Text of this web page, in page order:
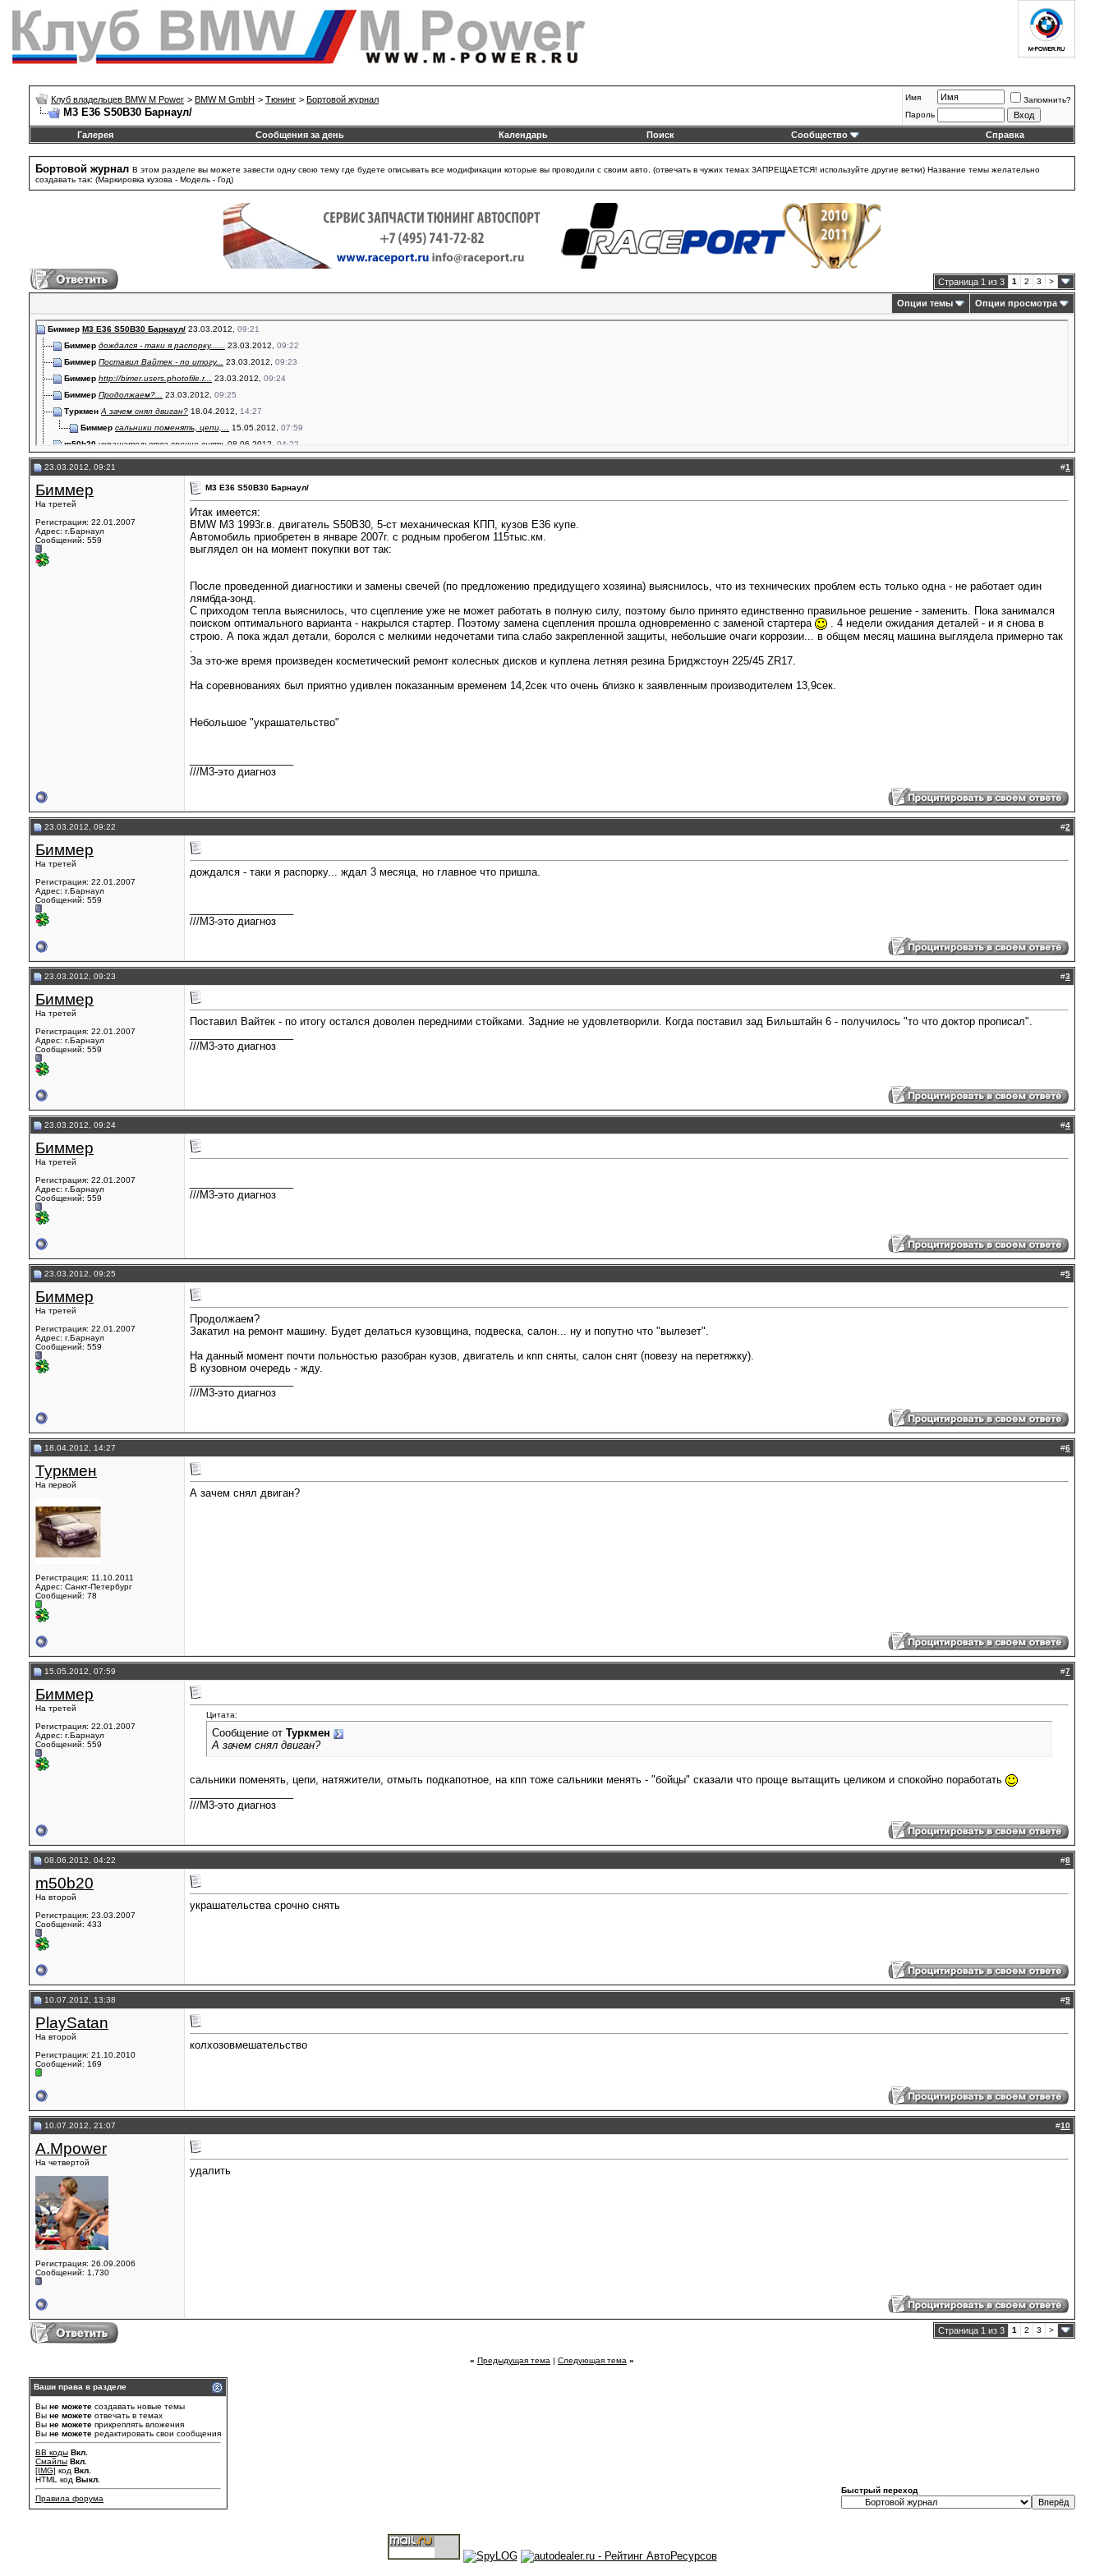
Клуб владельцев BMW M Power > BMW M GmbH > Тюнинг > Бортовой журнал
М3 Е36 S50B30 Барнаул/
Имя
Запомнить?
Пароль
Галерея Сообщения за день Календарь Поиск Сообщество Справка
Бортовой журнал В этом разделе вы можете завести одну свою тему где будете описывать все модификации которые вы проводили с своим авто. (отвечать в чужих темах ЗАПРЕЩАЕТСЯ! используйте другие ветки) Название темы желательно
создавать так: (Маркировка кузова - Модель - Год)
Страница 1 из 3 1 2 3 >
Опции темы Опции просмотра
Биммер М3 Е36 S50B30 Барнаул/ 23.03.2012, 09:21
Биммер дождался - таки я распорку...... 23.03.2012, 09:22
Биммер Поставил Вайтек - по итогу... 23.03.2012, 09:23
Биммер http://bimer.users.photofile.r... 23.03.2012, 09:24
Биммер Продолжаем?... 23.03.2012, 09:25
Туркмен А зачем снял двиган? 18.04.2012, 14:27
Биммер сальники поменять, цепи,... 15.05.2012, 07:59
m50b20 украшательства срочно снять 08.06.2012, 04:22
PlaySatan колхозовмешательство10.07.2012,13:38
A.Mpower удалить10.07.2012,21:07
Volnik Наклейки просто чума....10.07.2012,22:22
Биммер
Наклейки в очереди на...13.07.2012,12:07
Биммер Вопрос к "знатокам". Решил...04.09.2012, 12:26
vortex79
а в Новосибе куда отвез? 04.09.2012,14:17
Пока моторист не выходит на...04.10.2012,09:03
ну и задняя часть выхлопа...04.10.2012,09:05
пришли шланги. спасибо bmw3s...16.10.2012,06:23
Прошло больше года - машина... 11.03.2015,07:05
Подкапотное собрано....11.03.2015,07:07
23.03.2012, 09:21 #1
Биммер
На третей
Регистрация: 22.01.2007
Адрес: г.Барнаул
Сообщений: 559
М3 Е36 S50B30 Барнаул/
Итак имеется:
BMW M3 1993г.в. двигатель S50B30, 5-ст механическая КПП, кузов Е36 купе.
Автомобиль приобретен в январе 2007г. с родным пробегом 115тыс.км.
выглядел он на момент покупки вот так:
После проведенной диагностики и замены свечей (по предложению предидущего хозяина) выяснилось, что из технических проблем есть только одна - не работает один
лямбда-зонд.
С приходом тепла выяснилось, что сцепление уже не может работать в полную силу, поэтому было принято единственно правильное решение - заменить. Пока занимался
поиском оптимального варианта - накрылся стартер. Поэтому замена сцепления прошла одновременно с заменой стартера
. 4 недели ожидания деталей - и я снова в
строю. А пока ждал детали, боролся с мелкими недочетами типа слабо закрепленной защиты, небольшие очаги коррозии... в общем месяц машина выглядела примерно так
.
За это-же время произведен косметический ремонт колесных дисков и куплена летняя резина Бриджстоун 225/45 ZR17.
На соревнованиях был приятно удивлен показанным временем 14,2сек что очень близко к заявленным производителем 13,9сек.
Небольшое "украшательство"
///М3-это диагноз
23.03.2012, 09:22 #2
Биммер
На третей
Регистрация: 22.01.2007
Адрес: г.Барнаул
Сообщений: 559
дождался - таки я распорку... ждал 3 месяца, но главное что пришла.
///М3-это диагноз
23.03.2012, 09:23 #3
Биммер
На третей
Регистрация: 22.01.2007
Адрес: г.Барнаул
Сообщений: 559
Поставил Вайтек - по итогу остался доволен передними стойками. Задние не удовлетворили. Когда поставил зад Бильштайн 6 - получилось "то что доктор прописал".
///М3-это диагноз
23.03.2012, 09:24 #4
Биммер
На третей
Регистрация: 22.01.2007
Адрес: г.Барнаул
Сообщений: 559
///М3-это диагноз
23.03.2012, 09:25 #5
Биммер
На третей
Регистрация: 22.01.2007
Адрес: г.Барнаул
Сообщений: 559
Продолжаем?
Закатил на ремонт машину. Будет делаться кузовщина, подвеска, салон... ну и попутно что "вылезет".
На данный момент почти польностью разобран кузов, двигатель и кпп сняты, салон снят (повезу на перетяжку).
В кузовном очередь - жду.
///М3-это диагноз
18.04.2012, 14:27 #6
Туркмен
На первой
Регистрация: 11.10.2011
Адрес: Санкт-Петербург
Сообщений: 78
А зачем снял двиган?
15.05.2012, 07:59 #7
Биммер
На третей
Регистрация: 22.01.2007
Адрес: г.Барнаул
Сообщений: 559
Цитата:
Сообщение от Туркмен
А зачем снял двиган?
сальники поменять, цепи, натяжители, отмыть подкапотное, на кпп тоже сальники менять - "бойцы" сказали что проще вытащить целиком и спокойно поработать
///М3-это диагноз
08.06.2012, 04:22 #8
m50b20
На второй
Регистрация: 23.03.2007
Сообщений: 433
украшательства срочно снять
10.07.2012, 13:38 #9
PlaySatan
На второй
Регистрация: 21.10.2010
Сообщений: 169
колхозовмешательство
10.07.2012, 21:07 #10
A.Mpower
На четвертой
Регистрация: 26.09.2006
Сообщений: 1,730
удалить
Страница 1 из 3 1 2 3 >
« Предыдущая тема | Следующая тема »
Ваши права в разделе
Вы не можете создавать новые темы
Вы не можете отвечать в темах
Вы не можете прикреплять вложения
Вы не можете редактировать свои сообщения
BB коды Вкл.
Смайлы Вкл.
[IMG] код Вкл.
HTML код Выкл.
Правила форума
Быстрый переход